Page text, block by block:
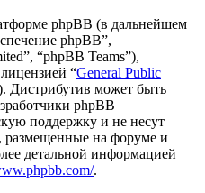
phpBB (в дальнейшем
phpBB”,
“phpBB Teams”),
“General Public
Дистрибутив может быть
phpBB
поддержку и не несут
размещенные на форуме и
детальной информацией
.